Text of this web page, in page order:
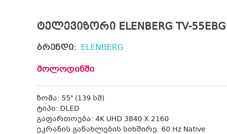
ტელევიზორი ELENBERG TV-
ბრენდი: ELENBERG
მოლოდინში
ზომა: 55″ (139 სმ)
ტიპი: DLED
გაფართოება: 4K UHD 3840 X 2160
ეკრანის განახლების სიხშირე: 60 Hz Native